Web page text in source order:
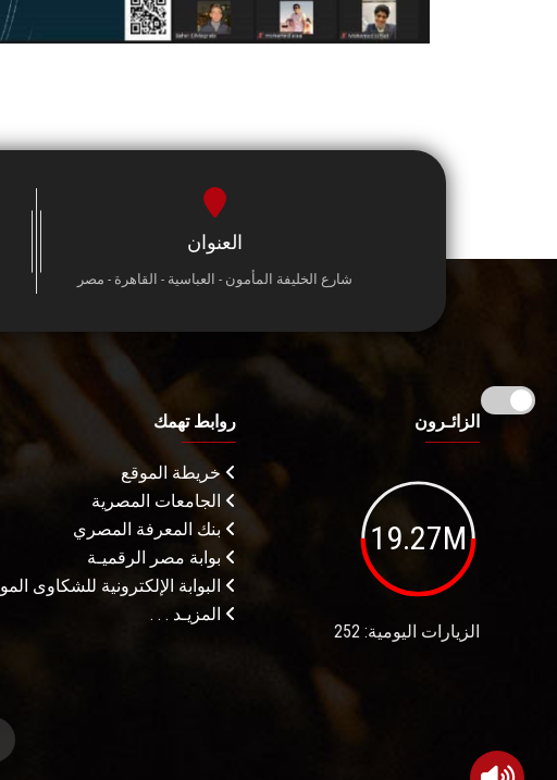
العنوان
شارع الخليفة المأمون - العباسية - القاهرة - مصر
الزائـرون
19.27M
الزيارات اليومية: 252
روابط تهمك
خريطة الموقع
الجامعات المصرية
بنك المعرفة المصري
بوابة مصر الرقميـة
البوابة الإلكترونية للشكاوى
المزيـد . . .